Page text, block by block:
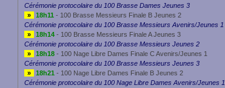
Cérémonie protocolaire du 100 Brasse Dames Jeunes 3
»
18h11 - 100 Brasse Messieurs Finale B Jeunes 2
Cérémonie protocolaire du 100 Brasse Messieurs Avenirs/Jeunes 1
»
18h14 - 100 Brasse Messieurs Finale A Jeunes 3
Cérémonie protocolaire du 100 Brasse Messieurs Jeunes 2
»
18h18 - 100 Nage Libre Dames Finale C Avenirs/Jeunes 1
Cérémonie protocolaire du 100 Brasse Messieurs Jeunes 3
»
18h21 - 100 Nage Libre Dames Finale B Jeunes 2
Cérémonie protocolaire du 100 Nage Libre Dames Avenirs/Jeunes 1